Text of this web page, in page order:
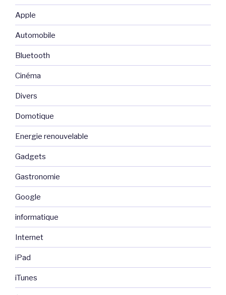
Apple
Automobile
Bluetooth
Cinéma
Divers
Domotique
Energie renouvelable
Gadgets
Gastronomie
Google
informatique
Internet
iPad
iTunes